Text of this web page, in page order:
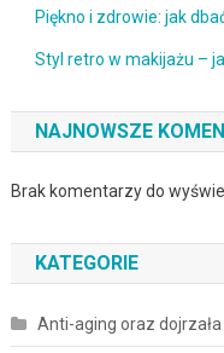
Piękno i zdrowie: jak
Styl retro w makijażu –
NAJNOWSZE
Brak komentarzy do
KATEGORIE
Anti-aging oraz